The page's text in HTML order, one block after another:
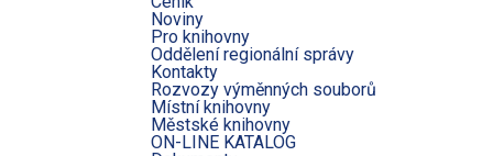
Noviny
Pro knihovny
Oddělení regionální správy
Kontakty
Rozvozy výměnných souborů
Místní knihovny
Městské knihovny
ON-LINE KATALOG